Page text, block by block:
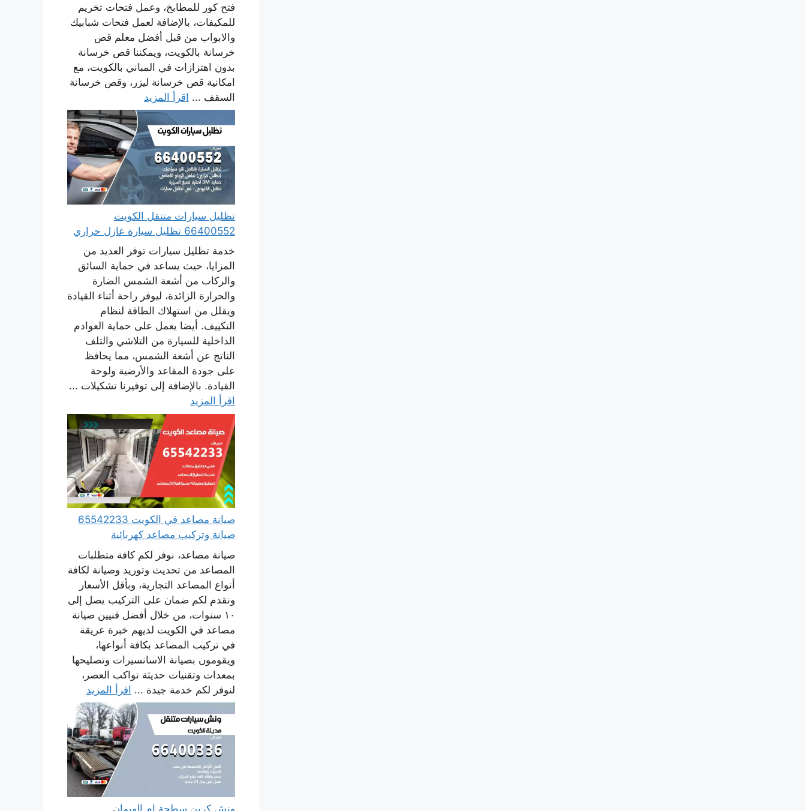
فتح كور للمطابخ، وعمل فتحات تخريم
للمكيفات، بالإضافة لعمل فتحات شبابيك
والابواب من قبل أفضل معلم قص
خرسانة بالكويت، ويمكننا قص خرسانة
بدون اهتزازات في المباني بالكويت، مع
امكانية قص خرسانة ليزر، وقص خرسانة
السقف ... اقرأ المزيد
تظليل سيارات متنقل الكويت
66400552 تظليل سيارة عازل حراري
خدمة تظليل سيارات توفر العديد من
المزايا، حيث يساعد في حماية السائق
والركاب من أشعة الشمس الضارة
والحرارة الزائدة، ليوفر راحة أثناء القيادة
ويقلل من استهلاك الطاقة لنظام
التكييف. أيضا يعمل على حماية العوادم
الداخلية للسيارة من التلاشي والتلف
الناتج عن أشعة الشمس، مما يحافظ
على جودة المقاعد والأرضية ولوحة
القيادة. بالإضافة إلى توفيرنا تشكيلات ...
اقرأ المزيد
صيانة مصاعد في الكويت 65542233
صيانة وتركيب مصاعد كهربائية
صيانة مصاعد، نوفر لكم كافة متطلبات
المصاعد من تحديث وتوريد وصيانة لكافة
أنواع المصاعد التجارية، وبأقل الأسعار
ونقدم لكم ضمان على التركيب يصل إلى
١٠ سنوات، من خلال أفضل فنيين صيانة
مصاعد في الكويت لديهم خبرة عريقة
في تركيب المصاعد بكافة أنواعها،
ويقومون بصيانة الاسانسيرات وتصليحها
بمعدات وتقنيات حديثة تواكب العصر،
لنوفر لكم خدمة جيدة ... اقرأ المزيد
ونش كرين سطحة ام الهيمان